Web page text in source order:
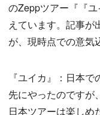
のZeppツアー『『
えています。記事が
が、現時点での意気
『ユイカ』：日本
先にやったのですが
日本ツアーは楽しめ